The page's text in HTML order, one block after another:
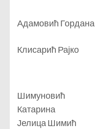
Адамовић Гордана
Клисарић Рајко
Шимуновић
Катарина
Јелица Шимић